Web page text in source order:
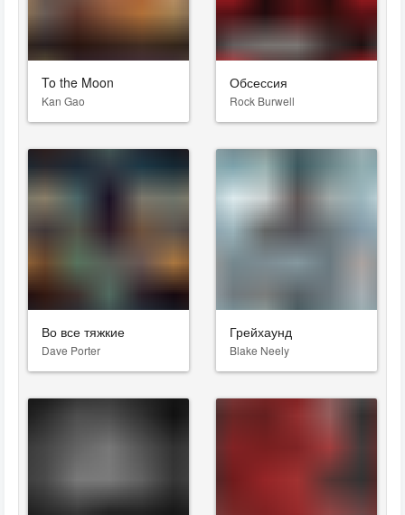
To the Moon
Kan Gao
Обсессия
Rock Burwell
Во все тяжкие
Dave Porter
Грейхаунд
Blake Neely